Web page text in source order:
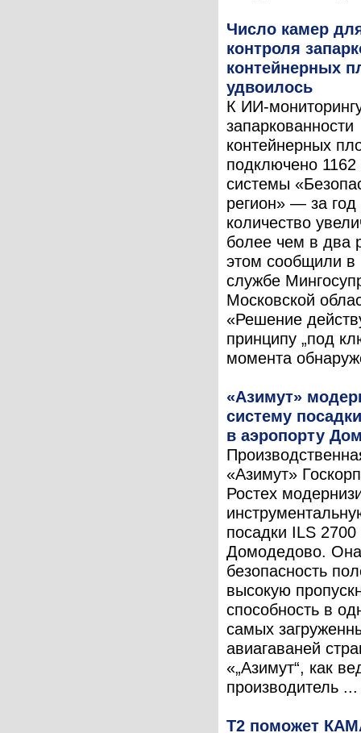
Число камер
контроля
контейнерных
удвоилось
К ИИ-
запаркованности
контейнерных
подключено
системы
регион» — за год
количество
более чем в два
этом сообщили в
службе
Московской
«Решение
принципу „под
момента
«Азимут»
систему
в аэропорту
«Азимут»
Ростех
посадки ILS 2700
Домодедово. Она
безопасность
высокую
способность в
самых
авиагаваней
«„Азимут“, как
производитель ...
T2 поможет